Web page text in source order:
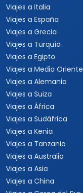
Viajes a Italia
Viajes a España
Viajes a Grecia
Viajes a Turquía
Viajes a Egipto
Viajes a Medio Oriente
Viajes a Alemania
Viajes a Suiza
Viajes a África
Viajes a Sudáfrica
Viajes a Kenia
Viajes a Tanzania
Viajes a Australia
Viajes a Asia
Viajes a China